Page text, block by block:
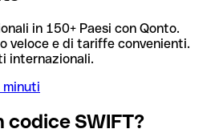
in 150+ Paesi con Qonto.
veloce e di tariffe convenienti.
internazionali.
minuti
codice SWIFT?